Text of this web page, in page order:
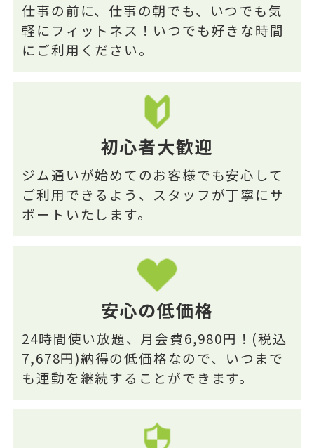
仕事の前に、仕事の朝でも、いつでも気
軽にフィットネス！いつでも好きな時間
にご利用ください。
初心者大歓迎
ジム通いが始めてのお客様でも安心して
ご利用できるよう、スタッフが丁寧にサ
ポートいたします。
安心の低価格
24時間使い放題、月会費6,980円！(税込
7,678円)納得の低価格なので、いつまで
も運動を継続することができます。